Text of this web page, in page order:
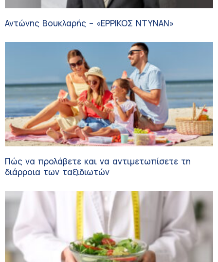
Αντώνης Βουκλαρής – «ΕΡΡΙΚΟΣ ΝΤΥΝΑΝ»
Πώς να προλάβετε και να αντιμετωπίσετε τη
διάρροια των ταξιδιωτών